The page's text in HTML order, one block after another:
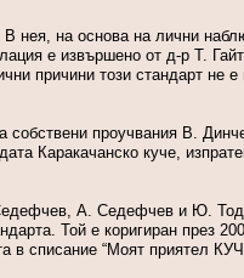
нея, на основа на лични
е извършено от д-р Т.
причини този стандарт не е
собствени проучвания В.
Каракачанско куче,
А. Седефчев и Ю.
Той е коригиран през
в списание “Моят приятел